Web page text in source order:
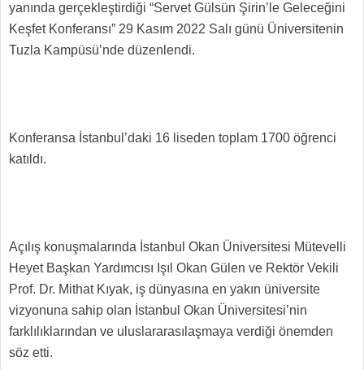
yanında gerçekleştirdiği “Servet Gülsün Şirin’le Geleceğini
Keşfet Konferansı” 29 Kasım 2022 Salı günü Üniversitenin
Tuzla Kampüsü’nde düzenlendi.
Konferansa İstanbul’daki 16 liseden toplam 1700 öğrenci
katıldı.
Açılış konuşmalarında İstanbul Okan Üniversitesi Mütevelli
Heyet Başkan Yardımcısı Işıl Okan Gülen ve Rektör Vekili
Prof. Dr. Mithat Kıyak, iş dünyasına en yakın üniversite
vizyonuna sahip olan İstanbul Okan Üniversitesi’nin
farklılıklarından ve uluslararasılaşmaya verdiği önemden
söz etti.